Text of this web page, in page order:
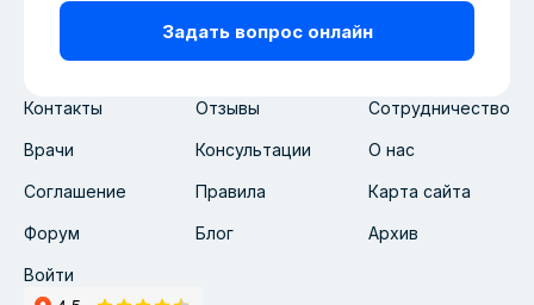
Контакты Отзывы Сотрудничество
Врачи Консультации О нас
Соглашение Правила Карта сайта
Форум Блог Архив
Войти
Задать вопрос онлайн